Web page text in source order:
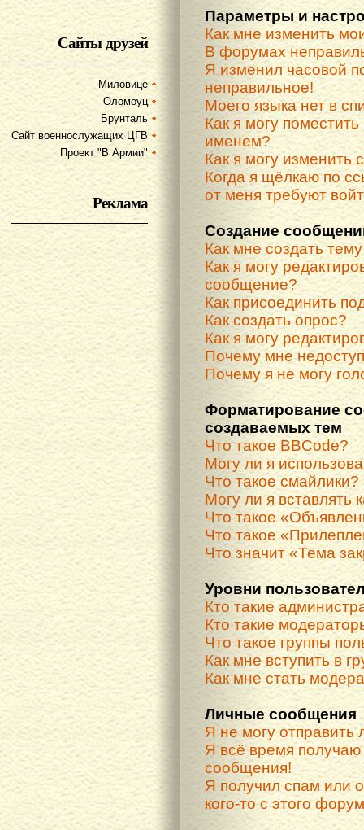
Сайты друзей
Миловице
Оломоуц
Брунталь
Сайт военнослужащих ЦГВ
Проект "В Армии"
Реклама
Параметры и
Как мне изменить
В форумах
Я изменил часовой
неправильное!
Моего языка нет в
Как я могу
именем?
Как я могу изменить
Когда я щёлкаю по
от меня требуют
Создание
Как мне создать
Как я могу
сообщение?
Как присоединить
Как создать опрос?
Как я могу
Почему мне
Почему я не могу
Форматирование
создаваемых тем
Что такое BBCode?
Могу ли я
Что такое смайлики?
Могу ли я вставлять
Что такое
Что такое
Что значит «Тема
Уровни
Кто такие
Кто такие
Что такое группы
Как мне вступить в
Как мне стать
Личные сообщения
Я не могу
Я всё время
сообщения!
Я получил спам или
кого-то с этого